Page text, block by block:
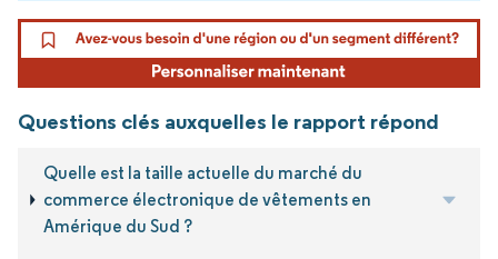
Questions clés auxquelles le rapport répond
Quelle est la taille actuelle du marché du
commerce électronique de vêtements en
Amérique du Sud ?